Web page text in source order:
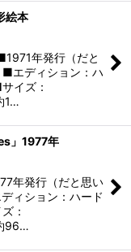
絵本
年発行（だと
エディション：ハ
イズ：
1…
」1977年
年発行（だと思い
ィション：ハード
：
96…